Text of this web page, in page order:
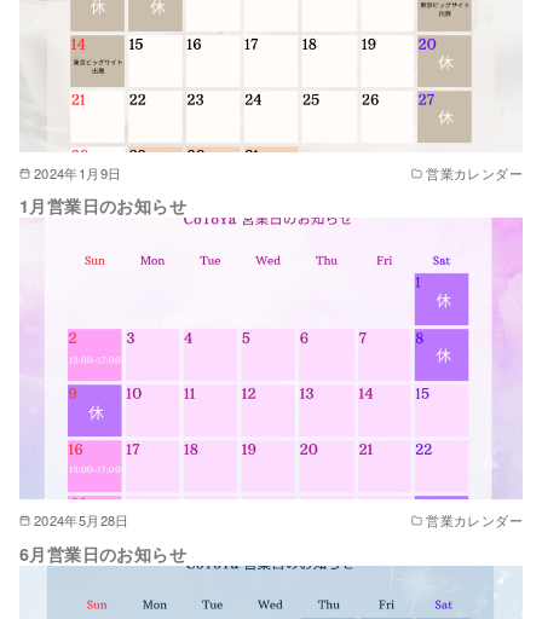
2024年1月9日 営業カレンダー
1月営業日のお知らせ
2024年5月28日 営業カレンダー
6月営業日のお知らせ